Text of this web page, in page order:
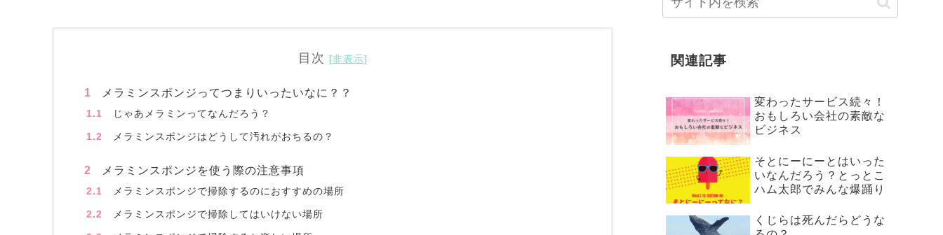
目次 [非表示]
1 メラミンスポンジってつまりいったいなに？？
1.1 じゃあメラミンってなんだろう？
1.2 メラミンスポンジはどうして汚れがおちるの？
2 メラミンスポンジを使う際の注意事項
2.1 メラミンスポンジで掃除するのにおすすめの場所
2.2 メラミンスポンジで掃除してはいけない場所
関連記事
変わったサービス続々！
おもしろい会社の素敵な
ビジネス
そとにーにーとはいった
いなんだろう？とっとこ
ハム太郎でみんな爆踊り
くじらは死んだらどうな